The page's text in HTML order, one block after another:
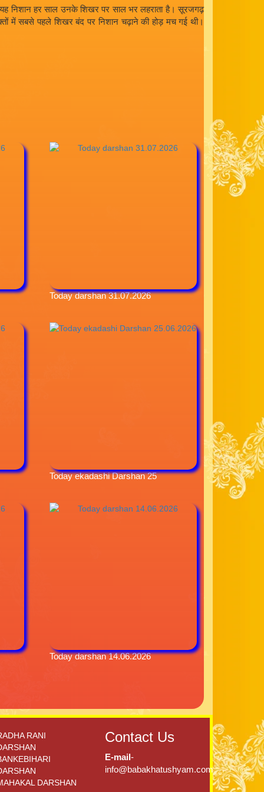
यह निशान हर साल उनके शिखर पर साल भर लहराता है। सूरजगढ़
में सबसे पहले शिखर बंद पर निशान चढ़ाने की होड़ मच गई थी।
Today darshan 31.07.2026
Today ekadashi Darshan 25
Today darshan 14.06.2026
RANI
DARSHAN
Contact Us
E-mail-
info@babakhatushyam.com